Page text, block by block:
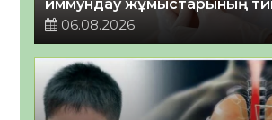
иммундау жұмыстарының
06.08.2026